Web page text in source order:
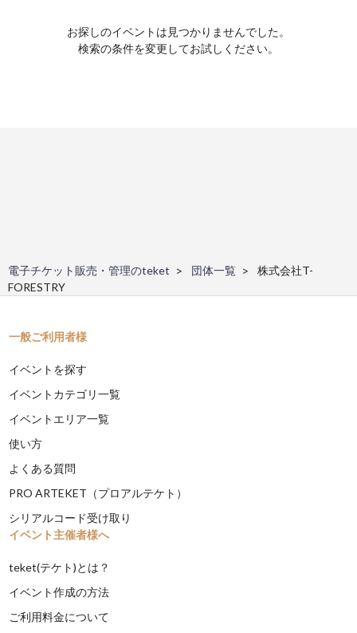
お探しのイベントは見つかりませんでした。
検索の条件を変更してお試しください。
電子チケット販売・管理のteket 団体一覧
株式会社T-
FORESTRY
一般ご利用者様
イベントを探す
イベントカテゴリ一覧
イベントエリア一覧
使い方
よくある質問
PRO ARTEKET（プロアルテケト）
シリアルコード受け取り
イベント主催者様へ
teket(テケト)とは？
イベント作成の方法
ご利用料金について